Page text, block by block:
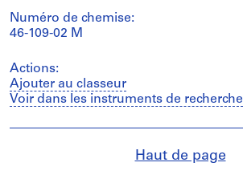
Numéro de chemise:
46-109-02 M
Actions:
Ajouter au classeur
Voir dans les instruments de recherche
Haut de page